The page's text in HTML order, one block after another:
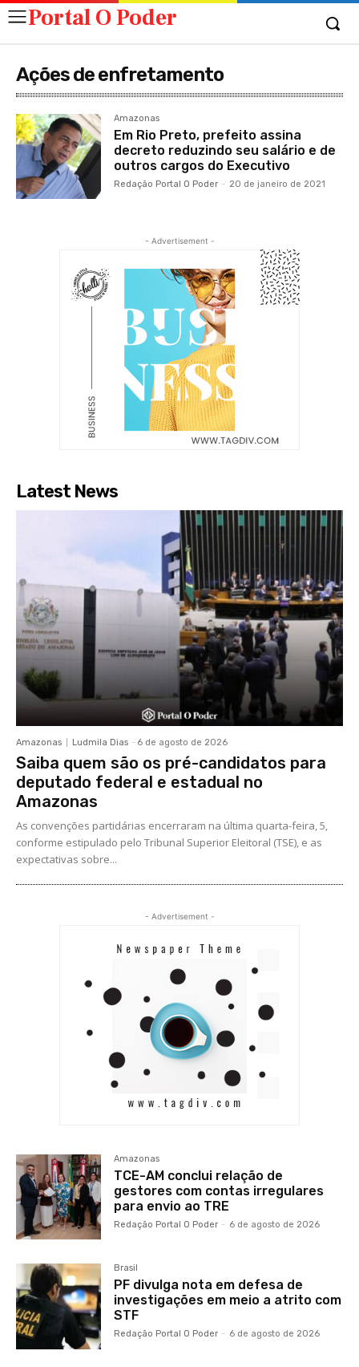
Portal O Poder
Ações de enfretamento
Amazonas
Em Rio Preto, prefeito assina
decreto reduzindo seu salário e de
outros cargos do Executivo
Redação Portal O Poder - 20 de janeiro de 2021
- Advertisement -
Latest News
Amazonas Ludmila Dias - 6 de agosto de 2026
Saiba quem são os pré-candidatos para
deputado federal e estadual no
Amazonas
As convenções partidárias encerraram na última quarta-feira, 5,
conforme estipulado pelo Tribunal Superior Eleitoral (TSE), e as
expectativas sobre...
- Advertisement -
Amazonas
TCE-AM conclui relação de
gestores com contas irregulares
para envio ao TRE
Redação Portal O Poder - 6 de agosto de 2026
Brasil
PF divulga nota em defesa de
investigações em meio a atrito com
STF
Redação Portal O Poder - 6 de agosto de 2026